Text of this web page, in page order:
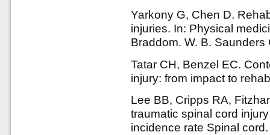
Yarkony G, Chen D.
injuries. In: Physical
Braddom. W. B.
Tatar CH, Benzel EC.
injury: from impact to
Lee BB, Cripps RA,
traumatic spinal cord
incidence rate Spinal